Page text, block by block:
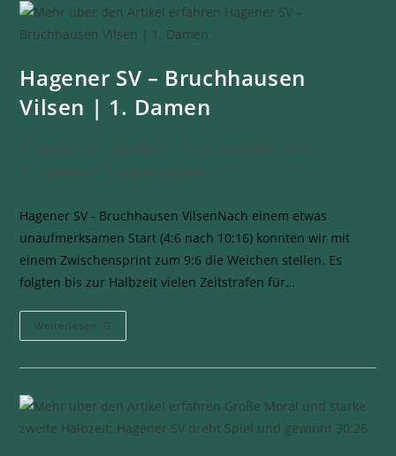
Hagener SV – Bruchhausen
Vilsen | 1. Damen
Hagener SV - Handball
15. Dezember 2025
1. Damen
0 Kommentare
Hagener SV - Bruchhausen VilsenNach einem etwas
unaufmerksamen Start (4:6 nach 10:16) konnten wir mit
einem Zwischensprint zum 9:6 die Weichen stellen. Es
folgten bis zur Halbzeit vielen Zeitstrafen für…
Weiterlesen